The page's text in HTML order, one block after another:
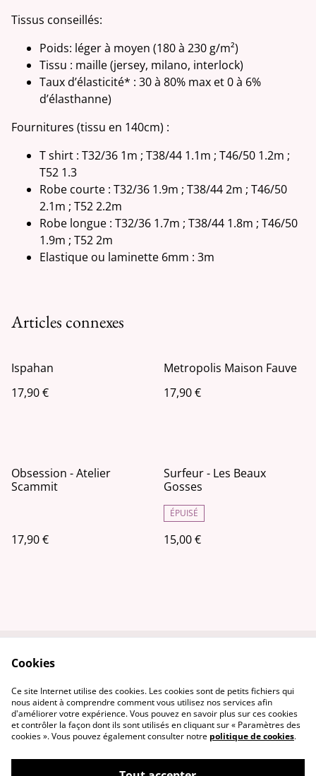
Tissus conseillés:
Poids: léger à moyen (180 à 230 g/m²)
Tissu : maille (jersey, milano, interlock)
Taux d’élasticité* : 30 à 80% max et 0 à 6%
d’élasthanne)
Fournitures (tissu en 140cm) :
T shirt : T32/36 1m ; T38/44 1.1m ; T46/50 1.2m ;
T52 1.3
Robe courte : T32/36 1.9m ; T38/44 2m ; T46/50
2.1m ; T52 2.2m
Robe longue : T32/36 1.7m ; T38/44 1.8m ; T46/50
1.9m ; T52 2m
Elastique ou laminette 6mm : 3m
Articles connexes
Ispahan
17,90 €
Metropolis Maison Fauve
17,90 €
Obsession - Atelier
Scammit
17,90 €
Surfeur - Les Beaux
Gosses
ÉPUISÉ
15,00 €
Politique de
confidentialité
Politique de cookies
Cookies
Ce site Internet utilise des cookies. Les cookies sont de petits fichiers qui
nous aident à comprendre comment vous utilisez nos services afin
d'améliorer votre expérience. Vous pouvez en savoir plus sur ces cookies
et contrôler la façon dont ils sont utilisés en cliquant sur « Paramètres des
cookies ». Vous pouvez également consulter notre politique de cookies.